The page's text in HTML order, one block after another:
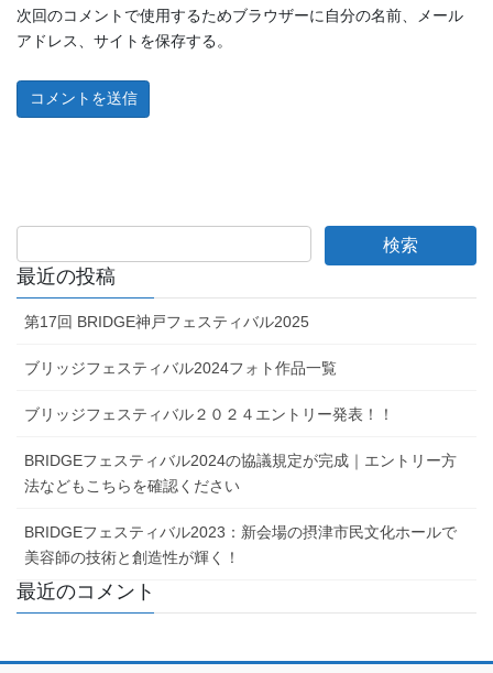
次回のコメントで使用するためブラウザーに自分の名前、メール
アドレス、サイトを保存する。
最近の投稿
第17回 BRIDGE神戸フェスティバル2025
ブリッジフェスティバル2024フォト作品一覧
ブリッジフェスティバル２０２４エントリー発表！！
BRIDGEフェスティバル2024の協議規定が完成｜エントリー方
法などもこちらを確認ください
BRIDGEフェスティバル2023：新会場の摂津市民文化ホールで
美容師の技術と創造性が輝く！
最近のコメント